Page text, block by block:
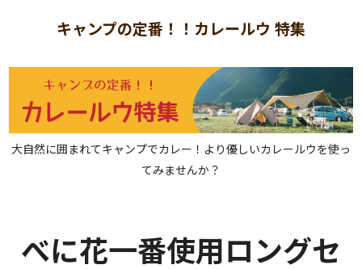
キャンプの定番！！カレールウ 特集
大自然に囲まれてキャンプでカレー！より優しいカレールウを使っ
てみませんか？
べに花一番使用ロングセ